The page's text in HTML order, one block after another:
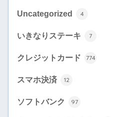
Uncategorized 4
いきなりステーキ 7
クレジットカード 774
スマホ決済 12
ソフトバンク 97